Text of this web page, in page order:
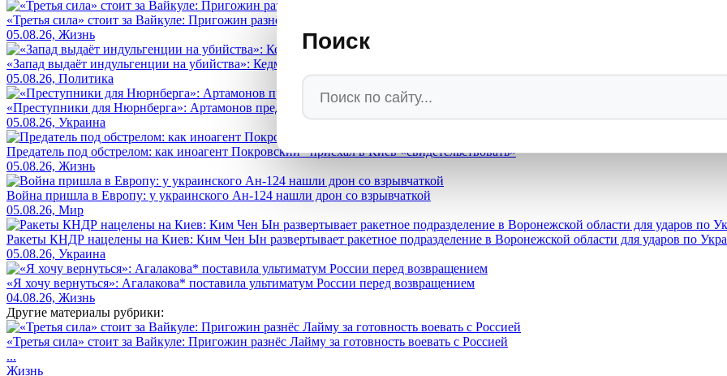
Поиск
«Третья сила» стоит за Вайкуле: Пригожин разнёс Лайму за готовность воевать с Россией
05.08.26, Жизнь
«Запад выдаёт индульгенции на убийства»: Кедми вскрыл кровавую суть поддержки Украины
05.08.26, Политика
«Преступники для Нюрнберга»: Артамонов предрёк киевской хунте виселицу и назвал дату и место гибели режима
05.08.26, Украина
Предатель под обстрелом: как иноагент Покровский* приехал в Киев «свидетельствовать»
05.08.26, Жизнь
Война пришла в Европу: у украинского Ан-124 нашли дрон со взрывчаткой
05.08.26, Мир
Ракеты КНДР нацелены на Киев: Ким Чен Ын развертывает ракетное подразделение в Воронежской области для ударов по
05.08.26, Украина
«Я хочу вернуться»: Агалакова* поставила ультиматум России перед возвращением
04.08.26, Жизнь
Другие материалы рубрики:
«Третья сила» стоит за Вайкуле: Пригожин разнёс Лайму за готовность воевать с Россией
...
Жизнь